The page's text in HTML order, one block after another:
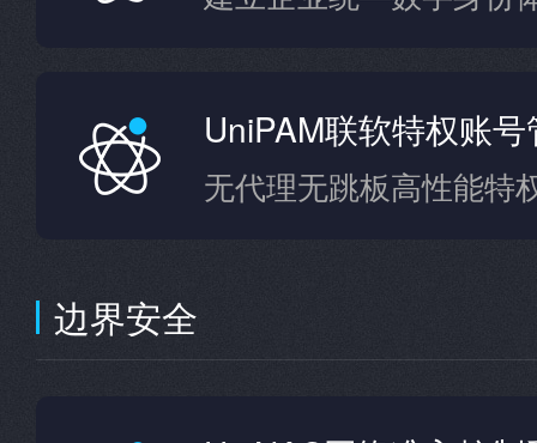
UniPAM联软特权账
无代理无跳板高性能特
边界安全